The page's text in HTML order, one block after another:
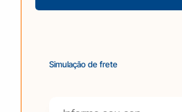
Simulação de frete